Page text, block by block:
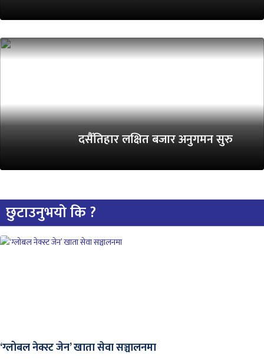
दसैँतिहार लक्षित बजार अनुगमन सुरु
छुटाउनुभयो कि ?
‘ग्लोबल नेक्स्ट जेन’ खाता सेवा सञ्चालनमा